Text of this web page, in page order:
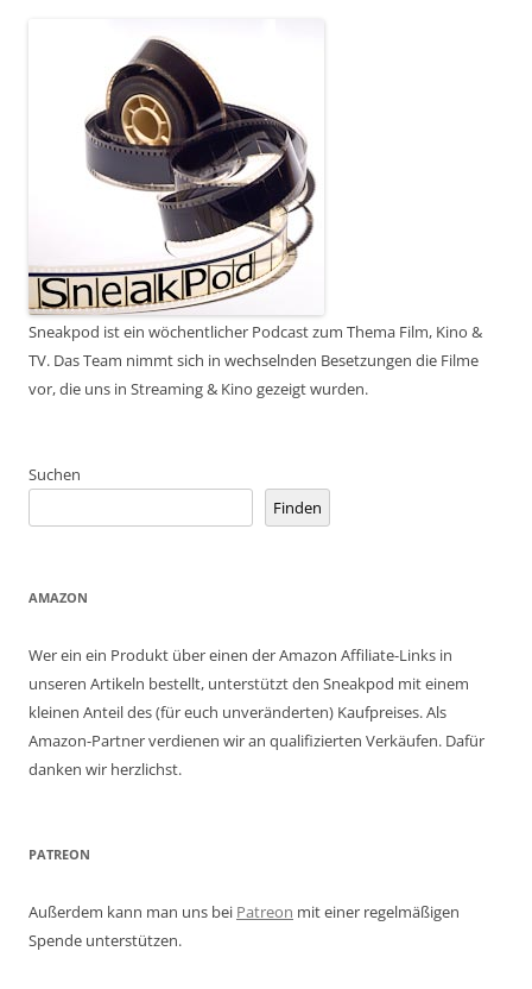
Sneakpod ist ein wöchentlicher Podcast zum Thema Film, Kino &
TV. Das Team nimmt sich in wechselnden Besetzungen die Filme
vor, die uns in Streaming & Kino gezeigt wurden.
Suchen
Finden
AMAZON
Wer ein ein Produkt über einen der Amazon Affiliate-Links in
unseren Artikeln bestellt, unterstützt den Sneakpod mit einem
kleinen Anteil des (für euch unveränderten) Kaufpreises. Als
Amazon-Partner verdienen wir an qualifizierten Verkäufen. Dafür
danken wir herzlichst.
PATREON
Außerdem kann man uns bei Patreon mit einer regelmäßigen
Spende unterstützen.